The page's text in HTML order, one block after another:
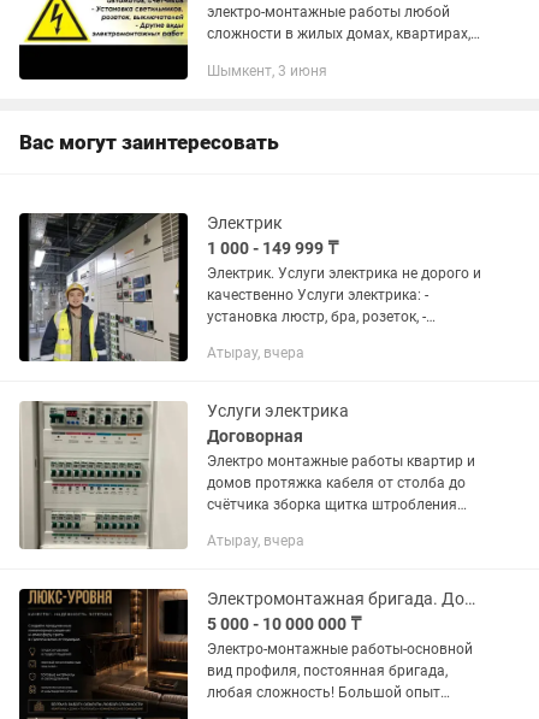
электро-монтажные работы любой
сложности в жилых домах, квартирах,
электро-печей, водонагревателей,
Шымкент, 3 июня
Вас могут заинтересовать
Электрик
1 000 - 149 999 ₸
Электрик. Услуги электрика не дорого и
качественно Услуги электрика: -
установка люстр, бра, розеток, -
электро-монтажных работ для домов и
Атырау, вчера
Услуги электрика
Договорная
Электро монтажные работы квартир и
домов протяжка кабеля от столба до
счётчика зборка щитка штробления
(по схеме) замени старых проводок по
Атырау, вчера
Электромонтажная бригада. Документы и Гарантия!
5 000 - 10 000 000 ₸
Электро-монтажные работы-основной
вид профиля, постоянная бригада,
любая сложность! Большой опыт